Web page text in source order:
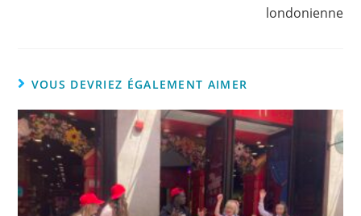
londonienne
VOUS DEVRIEZ ÉGALEMENT AIMER